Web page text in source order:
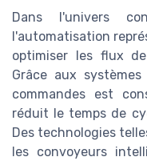
Dans l'univers
l'automatisation
optimiser les flux
Grâce aux
commandes est
réduit le temps de
Des technologies
les convoyeurs